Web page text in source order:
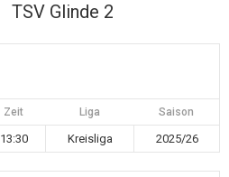
TSV Glinde 2
Zeit Liga Saison
13:30 Kreisliga 2025/26